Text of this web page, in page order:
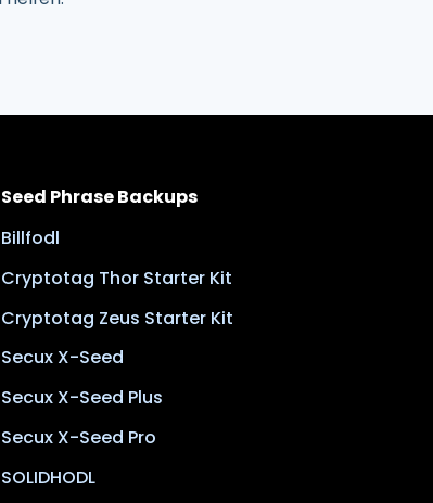
Seed Phrase Backups
Billfodl
Cryptotag Thor Starter Kit
Cryptotag Zeus Starter Kit
Secux X-Seed
Secux X-Seed Plus
Secux X-Seed Pro
SOLIDHODL